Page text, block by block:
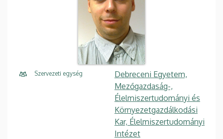
Szervezeti egység
Debreceni Egyetem,
Mezőgazdaság-,
Élelmiszertudományi és
Környezetgazdálkodási
Kar, Élelmiszertudományi
Intézet